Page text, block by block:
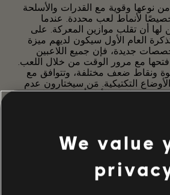
نوعها وقوية مع القدرات والأسلحة
لأنماط لعب محددة. عندما
لها أن تقلب موازين المعركة. على
العام الأول سيكون لديهم ميزة
جديدة، فإن جميع اللاعبين
مع مرور الوقت من خلال اللعب.
ونقاط ضعف مختلفة، وتتوافق مع
التكتيكية. مَن سيختارون عدم
العام الأول أو اللعب فلا يزال
يمكنك فتح مساحات إضافية في
في المستقبل؟
We value